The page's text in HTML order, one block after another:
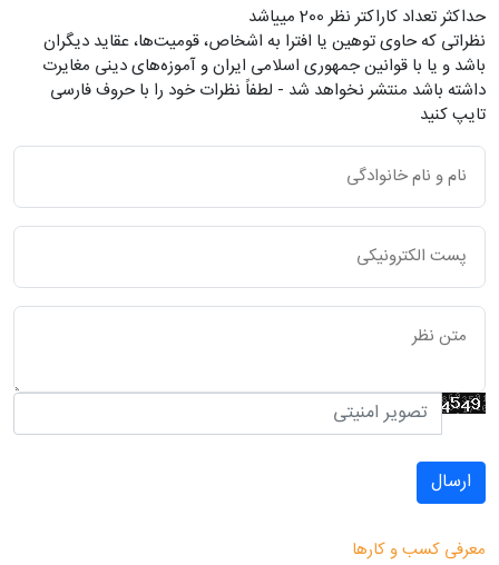
حداکثر تعداد کاراکتر نظر 200 ميياشد
نظراتی که حاوی توهین یا افترا به اشخاص، قومیت‌ها، عقاید دیگران
باشد و یا با قوانین جمهوری اسلامی ایران و آموزه‌های دینی مغایرت
داشته باشد منتشر نخواهد شد - لطفاً نظرات خود را با حروف فارسی
تایپ کنید
ارسال
معرفی کسب و کارها